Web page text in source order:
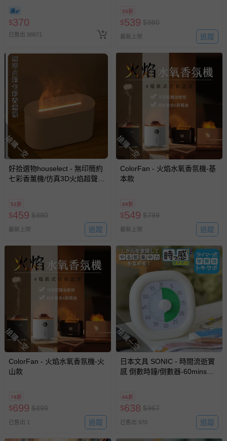
$370
已售出 98971
55折
$539 $980
最新上架 追蹤
搶購一空
好拾選物houselect - 無印簡約
七彩香薰機/仿真3D火焰超聲波
52折
$459 $880
最新上架 追蹤
搶購一空
ColorFan - 火焰水氧香氛機-基
本款
69折
$549 $799
最新上架 追蹤
搶購一空
ColorFan - 火焰水氧香氛機-火
山款
78折
$699 $899
已售出 1 追蹤
搶購一空
日本文具 SONIC - 時間流逝實
感 倒數時鐘/倒數器-60mins版-
66折
$638 $967
已售出 970 追蹤